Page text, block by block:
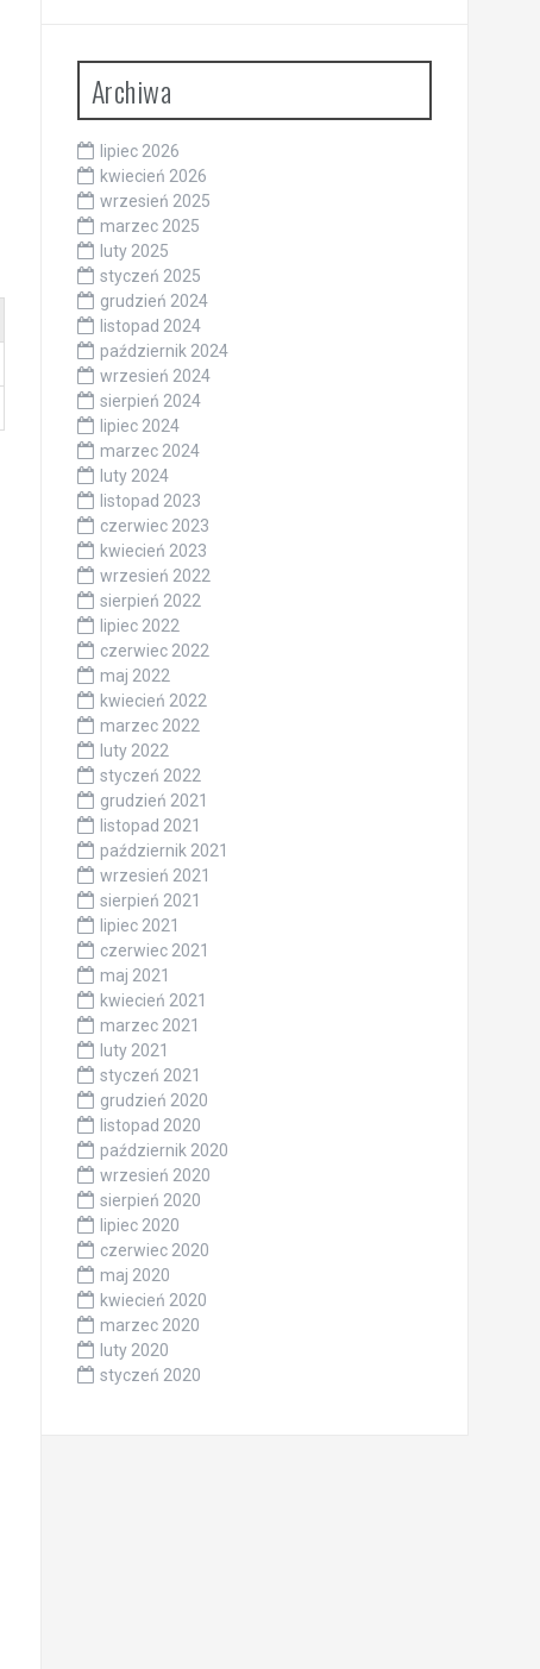
Archiwa
lipiec 2026
kwiecień 2026
wrzesień 2025
marzec 2025
luty 2025
styczeń 2025
grudzień 2024
listopad 2024
październik 2024
wrzesień 2024
sierpień 2024
lipiec 2024
marzec 2024
luty 2024
listopad 2023
czerwiec 2023
kwiecień 2023
wrzesień 2022
sierpień 2022
lipiec 2022
czerwiec 2022
maj 2022
kwiecień 2022
marzec 2022
luty 2022
styczeń 2022
grudzień 2021
listopad 2021
październik 2021
wrzesień 2021
sierpień 2021
lipiec 2021
czerwiec 2021
maj 2021
kwiecień 2021
marzec 2021
luty 2021
styczeń 2021
grudzień 2020
listopad 2020
październik 2020
wrzesień 2020
sierpień 2020
lipiec 2020
czerwiec 2020
maj 2020
kwiecień 2020
marzec 2020
luty 2020
styczeń 2020